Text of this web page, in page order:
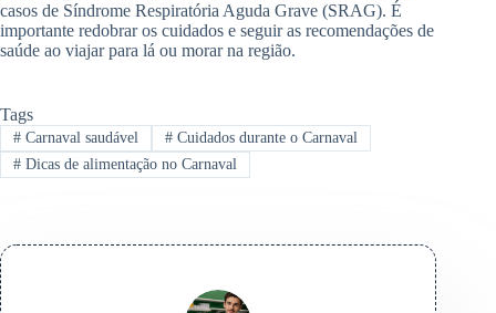
casos de Síndrome Respiratória Aguda Grave (SRAG). É
importante redobrar os cuidados e seguir as recomendações de
saúde ao viajar para lá ou morar na região.
Tags
#Carnaval saudável #Cuidados durante o Carnaval
#Dicas de alimentação no Carnaval